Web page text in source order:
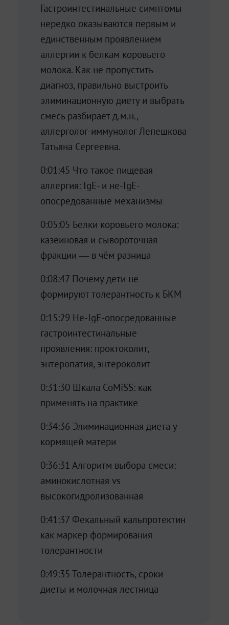
Гастроинтестинальные симптомы
нередко оказываются первым и
единственным проявлением
аллергии к белкам коровьего
молока. Как не пропустить
диагноз, правильно выстроить
элиминационную диету и выбрать
смесь разбирает д.м.н.,
аллерголог-иммунолог Лепешкова
Татьяна Сергеевна.
0:01:45 Что такое пищевая
аллергия: IgE- и не-IgE-
опосредованные механизмы
0:05:05 Белки коровьего молока:
казеиновая и сывороточная
фракции — в чём разница
0:08:47 Почему дети не
формируют толерантность к БКМ
0:15:29 Не-IgE-опосредованные
гастроинтестинальные
проявления: проктоколит,
энтеропатия, энтероколит
0:31:30 Шкала CoMiSS: как
применять на практике
0:34:36 Элиминационная диета у
кормящей матери
0:36:31 Алгоритм выбора смеси:
аминокислотная vs
высокогидролизованная
0:41:37 Фекальный кальпротектин
как маркер формирования
толерантности
0:49:35 Толерантность, сроки
диеты и молочная лестница